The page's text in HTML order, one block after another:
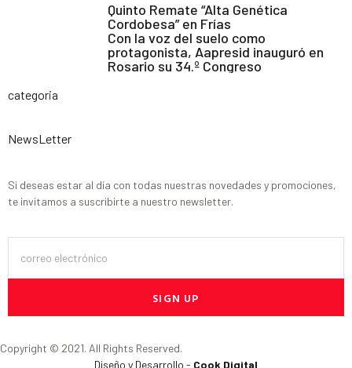
Quinto Remate “Alta Genética
Cordobesa” en Frías
Con la voz del suelo como
protagonista, Aapresid inauguró en
Rosario su 34.º Congreso
categoria
NewsLetter
Si deseas estar al día con todas nuestras novedades y promociones,
te invitamos a suscribirte a nuestro newsletter.
SIGN UP
Copyright © 2021. All Rights Reserved.
Diseño y Desarrollo - Cook Digital